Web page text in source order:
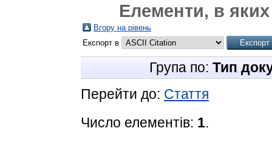
Елементи, в
Вгору на рівень
Експорт в
Група по: Тип
Перейти до: Стаття
Число елементів: 1.